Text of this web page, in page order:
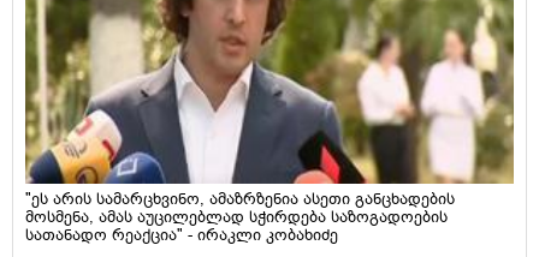
"ეს არის სამარცხვინო, ამაზრზენია ასეთი განცხადების
მოსმენა, ამას აუცილებლად სჭირდება საზოგადოების
სათანადო რეაქცია" - ირაკლი კობახიძე